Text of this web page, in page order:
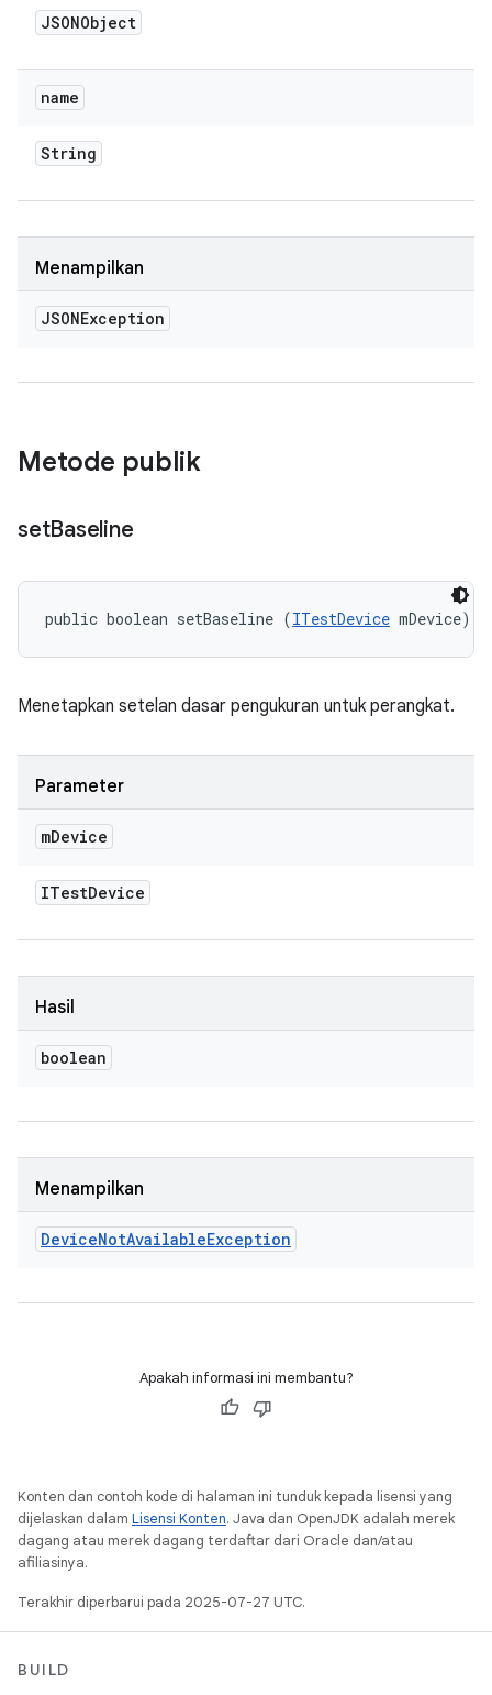
JSONObject
name
String
Menampilkan
JSONException
Metode publik
setBaseline
public boolean setBaseline (ITestDevice mDevice)
Menetapkan setelan dasar pengukuran untuk perangkat.
Parameter
mDevice
ITestDevice
Hasil
boolean
Menampilkan
DeviceNotAvailableException
Apakah informasi ini membantu?
Konten dan contoh kode di halaman ini tunduk kepada lisensi yang
dijelaskan dalam Lisensi Konten. Java dan OpenJDK adalah merek
dagang atau merek dagang terdaftar dari Oracle dan/atau
afiliasinya.
Terakhir diperbarui pada 2025-07-27 UTC.
BUILD